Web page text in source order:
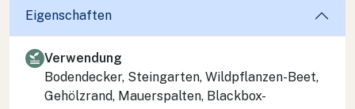
Eigenschaften
Verwendung
Bodendecker, Steingarten, Wildpflanzen-Beet,
Gehölzrand, Mauerspalten, Blackbox-